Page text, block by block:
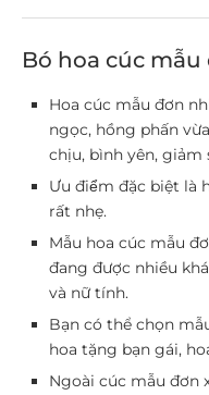
Bó hoa cúc mẫu
Hoa cúc mẫu đơn
ngọc, hồng phấn
chịu, bình yên, giảm
Ưu điểm đặc biệt là
rất nhẹ.
Mẫu hoa cúc mẫu
đang được nhiều
và nữ tính.
Bạn có thể chọn
hoa tặng bạn gái,
Ngoài cúc mẫu đơn